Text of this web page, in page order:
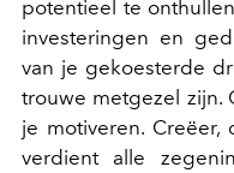
potentieel te
investeringen en
van je gekoesterde
trouwe metgezel zijn.
je motiveren.
verdient alle